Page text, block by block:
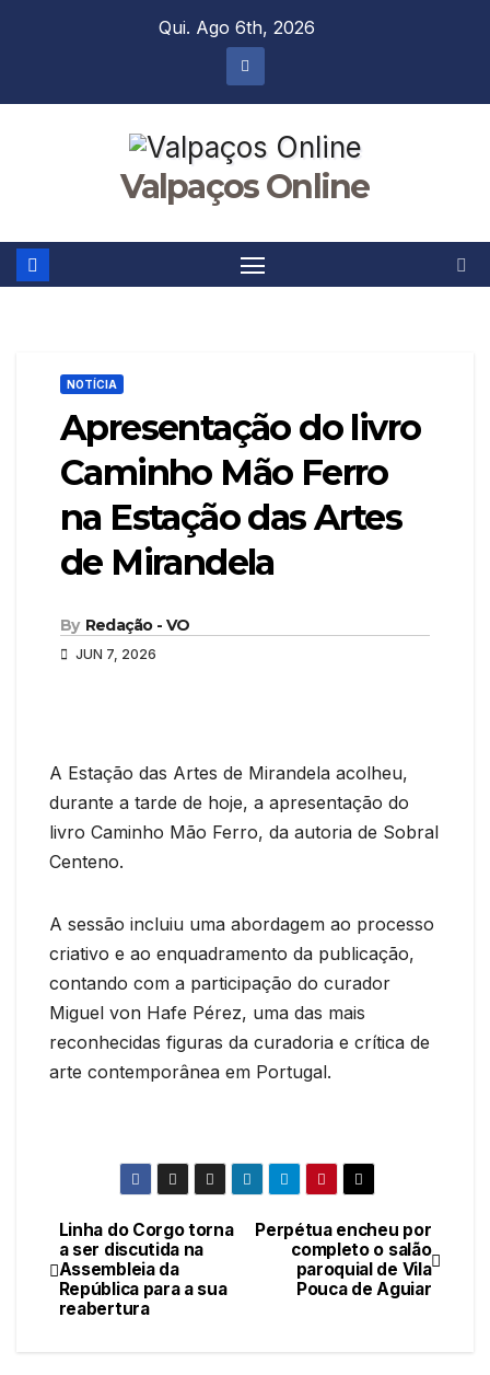
Qui. Ago 6th, 2026
Valpaços Online
NOTÍCIA
Apresentação do livro
Caminho Mão Ferro
na Estação das Artes
de Mirandela
By Redação - VO
JUN 7, 2026
A Estação das Artes de Mirandela acolheu,
durante a tarde de hoje, a apresentação do
livro Caminho Mão Ferro, da autoria de Sobral
Centeno.
A sessão incluiu uma abordagem ao processo
criativo e ao enquadramento da publicação,
contando com a participação do curador
Miguel von Hafe Pérez, uma das mais
reconhecidas figuras da curadoria e crítica de
arte contemporânea em Portugal.
Navegação
de
Perpétua encheu por
completo o salão
paroquial de Vila
Pouca de Aguiar
Linha do Corgo torna
a ser discutida na
Assembleia da
República para a sua
reabertura